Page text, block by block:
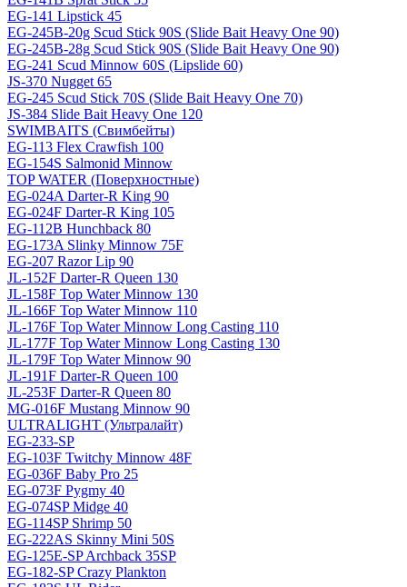
EG-141 Lipstick 45
EG-245B-20g Scud Stick 90S (Slide Bait Heavy One 90)
EG-245B-28g Scud Stick 90S (Slide Bait Heavy One 90)
EG-241 Scud Minnow 60S (Lipslide 60)
JS-370 Nugget 65
EG-245 Scud Stick 70S (Slide Bait Heavy One 70)
JS-384 Slide Bait Heavy One 120
SWIMBAITS (Свимбейты)
EG-113 Flex Crawfish 100
EG-154S Salmonid Minnow
TOP WATER (Поверхностные)
EG-024A Darter-R King 90
EG-024F Darter-R King 105
EG-112B Hunchback 80
EG-173A Slinky Minnow 75F
EG-207 Razor Lip 90
JL-152F Darter-R Queen 130
JL-158F Top Water Minnow 130
JL-166F Top Water Minnow 110
JL-176F Top Water Minnow Long Casting 110
JL-177F Top Water Minnow Long Casting 130
JL-179F Top Water Minnow 90
JL-191F Darter-R Queen 100
JL-253F Darter-R Queen 80
MG-016F Mustang Minnow 90
ULTRALIGHT (Ультралайт)
EG-233-SP
EG-103F Twitchy Minnow 48F
EG-036F Baby Pro 25
EG-073F Pygmy 40
EG-074SP Midge 40
EG-114SP Shrimp 50
EG-222AS Skinny Mini 50S
EG-125E-SP Archback 35SP
EG-182-SP Crazy Plankton